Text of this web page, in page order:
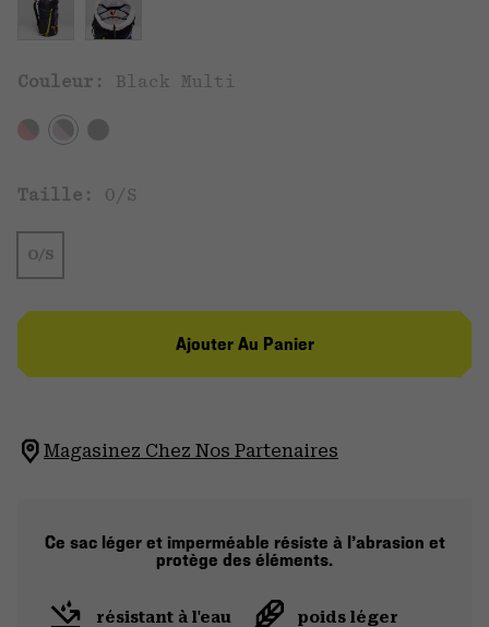
Couleur: Black Multi
Taille: O/S
O/S
Ajouter Au Panier
Magasinez Chez Nos Partenaires
Ce sac léger et imperméable résiste à l’abrasion et
protège des éléments.
résistant à l'eau poids léger